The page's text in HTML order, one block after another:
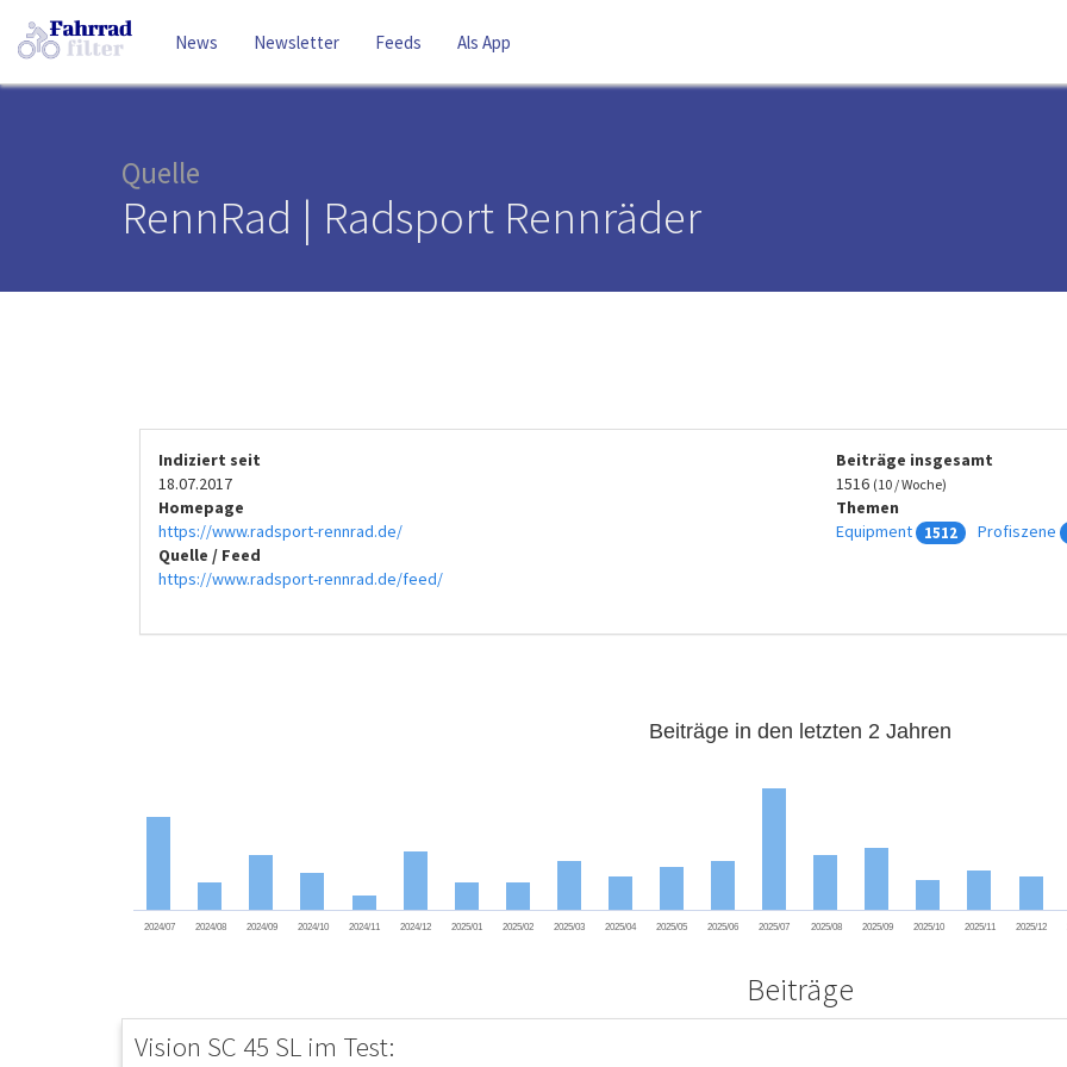
News Newsletter Feeds Als App
Quelle
RennRad | Radsport Rennräder
Indiziert seit
18.07.2017
Homepage
https://www.radsport-rennrad.de/
Quelle / Feed
https://www.radsport-rennrad.de/feed/
Beiträge insgesamt
1516 (10 / Woche)
Themen
Equipment
1512 Profiszene
Beiträge in den letzten 2 Jahren
2024/07 2024/08 2024/09 2024/10 2024/11 2024/12 2025/01 2025/02 2025/03 2025/04 2025/05 2025/06 2025/07 2025/08 2025/09 2025/10 2025/11 2025/12
Beiträge
Vision SC 45 SL im Test: